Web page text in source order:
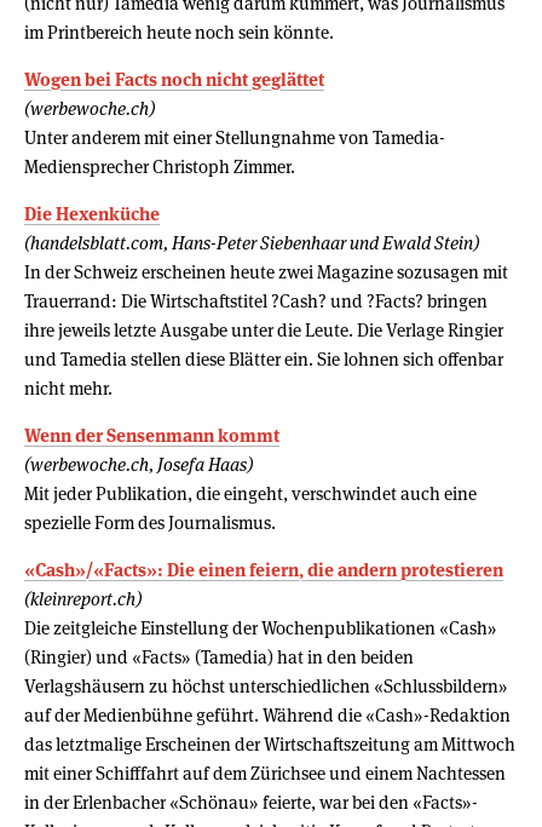
im Printbereich heute noch sein könnte.
Wogen bei Facts noch nicht geglättet
(werbewoche.ch)
Unter anderem mit einer Stellungnahme von Tamedia-
Mediensprecher Christoph Zimmer.
Die Hexenküche
(handelsblatt.com, Hans-Peter Siebenhaar und Ewald Stein)
In der Schweiz erscheinen heute zwei Magazine sozusagen mit
Trauerrand: Die Wirtschaftstitel ?Cash? und ?Facts? bringen
ihre jeweils letzte Ausgabe unter die Leute. Die Verlage Ringier
und Tamedia stellen diese Blätter ein. Sie lohnen sich offenbar
nicht mehr.
Wenn der Sensenmann kommt
(werbewoche.ch, Josefa Haas)
Mit jeder Publikation, die eingeht, verschwindet auch eine
spezielle Form des Journalismus.
«Cash»/«Facts»: Die einen feiern, die andern protestieren
(kleinreport.ch)
Die zeitgleiche Einstellung der Wochenpublikationen «Cash»
(Ringier) und «Facts» (Tamedia) hat in den beiden
Verlagshäusern zu höchst unterschiedlichen «Schlussbildern»
auf der Medienbühne geführt. Während die «Cash»-Redaktion
das letztmalige Erscheinen der Wirtschaftszeitung am Mittwoch
mit einer Schifffahrt auf dem Zürichsee und einem Nachtessen
in der Erlenbacher «Schönau» feierte, war bei den «Facts»-